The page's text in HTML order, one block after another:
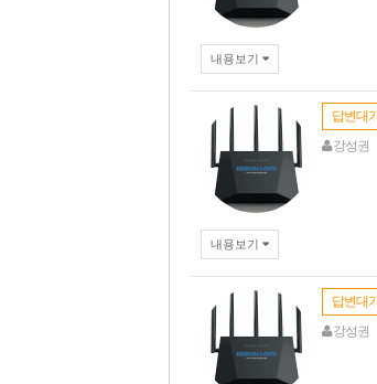
내용보기
답변대기
강성권
내용보기
답변대기
강성권